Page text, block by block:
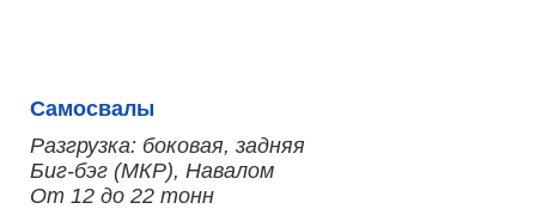
Самосвалы
Разгрузка: боковая, задняя
Биг-бэг (МКР), Навалом
От 12 до 22 тонн